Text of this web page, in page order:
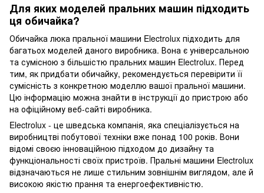
Для яких моделей пральних машин підходить
ця обичайка?
Обичайка люка пральної машини Electrolux підходить для
багатьох моделей даного виробника. Вона є універсальною
та сумісною з більшістю пральних машин Electrolux. Перед
тим, як придбати обичайку, рекомендується перевірити її
сумісність з конкретною моделлю вашої пральної машини.
Цю інформацію можна знайти в інструкції до пристрою або
на офіційному веб-сайті виробника.
Electrolux - це шведська компанія, яка спеціалізується на
виробництві побутової техніки вже понад 100 років. Вони
відомі своєю інноваційною підходом до дизайну та
функціональності своїх пристроїв. Пральні машини Electrolux
відзначаються не лише стильним зовнішнім виглядом, але й
високою якістю прання та енергоефективністю.